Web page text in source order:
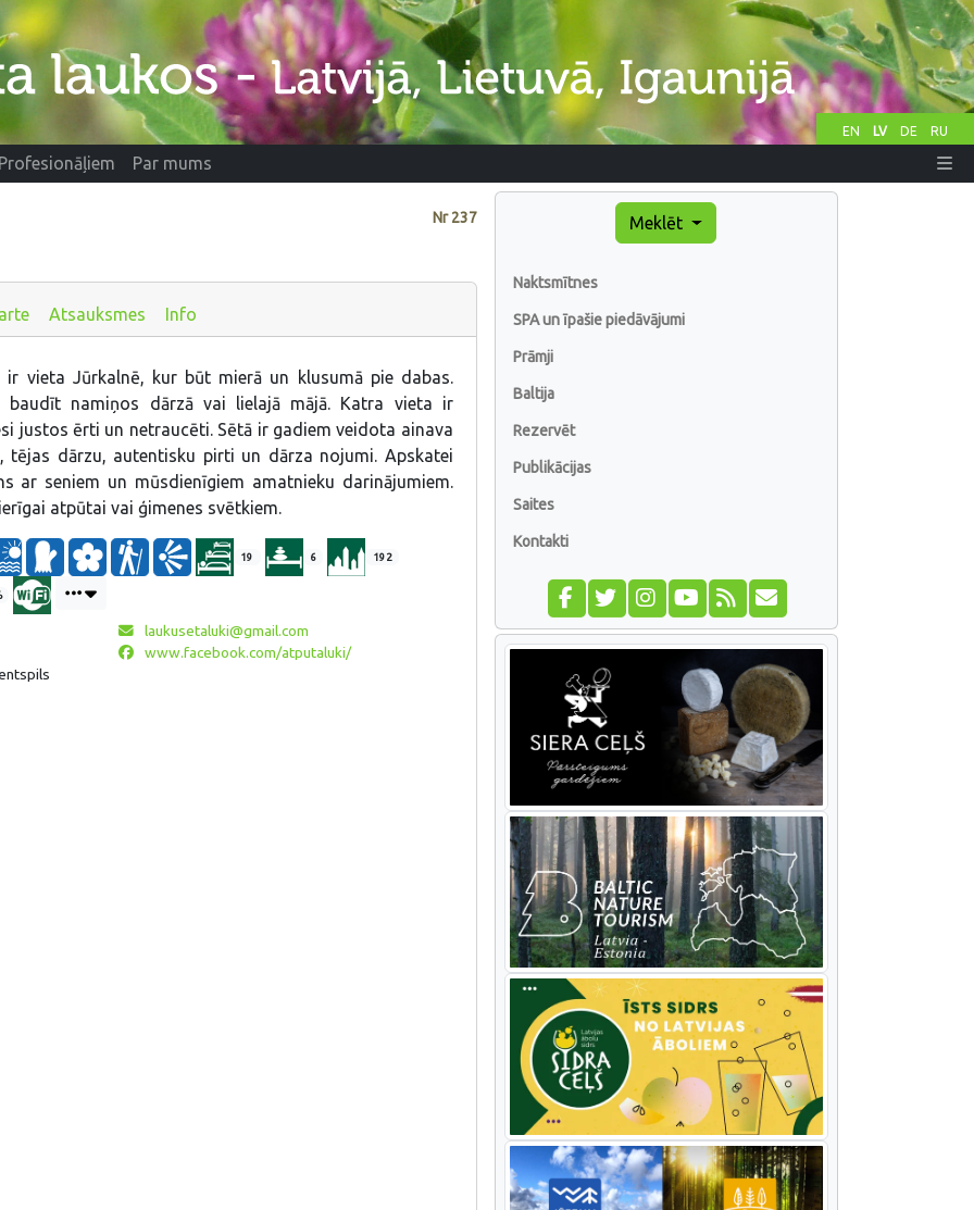
EN LV DE RU
Profesionāļiem Par mums
Nr237
Atsauksmes Info
ir vieta Jūrkalnē, kur būt mierā un klusumā pie dabas.
baudīt namiņos dārzā vai lielajā mājā. Katra vieta ir
justos ērti un netraucēti. Sētā ir gadiem veidota ainava
tējas dārzu, autentisku pirti un dārza nojumi. Apskatei
ar seniem un mūsdienīgiem amatnieku darinājumiem.
atpūtai vai ģimenes svētkiem.
19 6 192
laukusetaluki@gmail.com
www.facebook.com/atputaluki/
Meklēt
Naktsmītnes
SPA un īpašie piedāvājumi
Prāmji
Baltija
Rezervēt
Publikācijas
Saites
Kontakti